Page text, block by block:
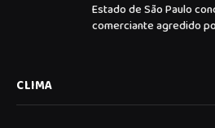
Estado de São Paulo
comerciante agredido
CLIMA